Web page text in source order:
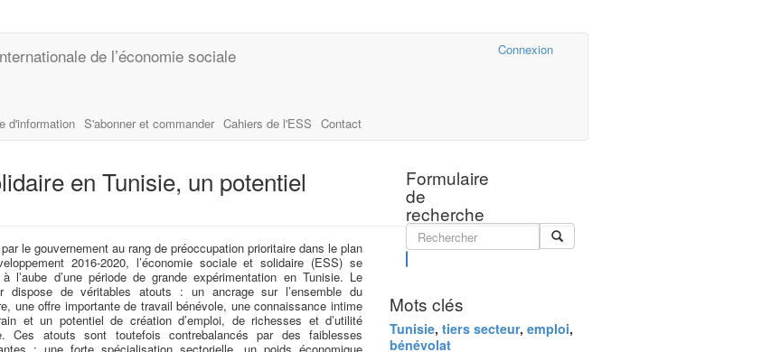
Connexion
de l’économie sociale
d'information S'abonner et commander Cahiers de l'ESS Contact
Formulaire
de
recherche
en Tunisie, un potentiel
le gouvernement au rang de préoccupation prioritaire dans le plan
2016-2020, l’économie sociale et solidaire (ESS) se
l’aube d’une période de grande expérimentation en Tunisie. Le
dispose de véritables atouts : un ancrage sur l’ensemble du
une offre importante de travail bénévole, une connaissance intime
et un potentiel de création d’emploi, de richesses et d’utilité
Ces atouts sont toutefois contrebalancés par des faiblesses
Mots clés
Tunisie, tiers secteur, emploi,
bénévolat